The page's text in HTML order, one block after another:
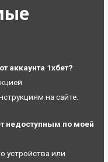
аккаунта 1хбет?
на сайте.
недоступным по моей
устройства или